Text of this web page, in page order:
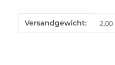
Produkteigenschaft
Wert
Versandgewicht: 2,00